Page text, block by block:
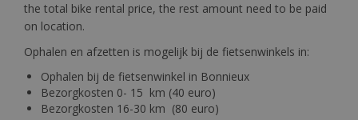
the total bike rental price, the rest amount need to be paid
on location.
Ophalen en afzetten is mogelijk bij de fietsenwinkels in:
Ophalen bij de fietsenwinkel in Bonnieux
Bezorgkosten 0- 15 km (40 euro)
Bezorgkosten 16-30 km (80 euro)